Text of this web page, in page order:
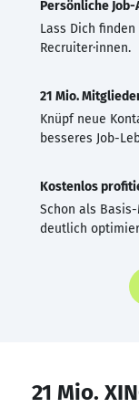
Persönliche
Lass Dich
Recruiter·innen.
21 Mio.
Knüpf neue
besseres Job-
Kostenlos
Schon als
deutlich
21 Mio.